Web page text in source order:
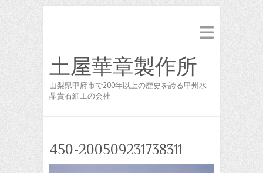
土屋華章製作所
山梨県甲府市で200年以上の歴史を誇る甲州水
晶貴石細工の会社
450-200509231738311